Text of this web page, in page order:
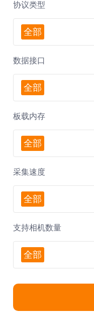
协议类型
全部
数据接口
全部
板载内存
全部
采集速度
全部
支持相机数量
全部